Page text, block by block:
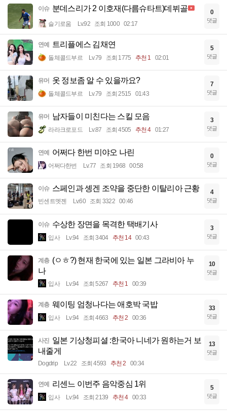
이슈 분데스리가 2 이호재(다름슈타트)데뷔골
슬기로움 Lv.92 조회 1000 02:17
0
댓글
연예 트리플에스 김채연
돌체콜드부르 Lv.79 조회 1775 추천 1 02:01
5
댓글
유머 옷 정보좀 알 수 있을까요?
돌체콜드부르 Lv.79 조회 2515 01:43
7
댓글
유머 남자들이 미친다는 스킬 모음
라라크로포드 Lv.87 조회 4505 추천 4 01:27
3
댓글
연예 어쩌다 한번 미야오 나린
어쩌다한번 Lv.77 조회 1968 00:58
0
댓글
이슈 스페인과 솅겐 조약을 중단한 이탈리아 근황
빈센트멧젠 Lv.60 조회 3322 00:46
4
댓글
이슈 수상한 장면을 목격한 택배기사
입사 Lv.94 조회 3404 추천 14 00:43
3
댓글
계층 (ㅇㅎ?) 현재 한국에 있는 일본 그라비아 누
나
입사 Lv.94 조회 5267 추천 1 00:39
10
댓글
계층 웨이팅 엄청나다는 애호박 국밥
입사 Lv.94 조회 4663 추천 2 00:36
33
댓글
사진 일본 기상청피셜 :한국아 니네가 원하는거 보
내줄게
Dogdrip Lv.22 조회 4593 추천 2 00:34
13
댓글
연예 리센느 이번주 음악중심 1위
입사 Lv.94 조회 2139 추천 4 00:33
5
댓글